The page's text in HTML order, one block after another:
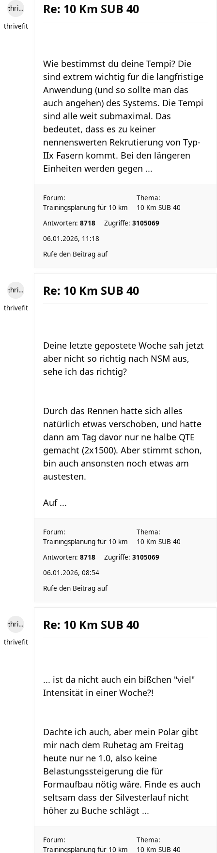
thrivefit
thrivefit
Re: 10 Km SUB 40
Wie bestimmst du deine Tempi? Die
sind extrem wichtig für die langfristige
Anwendung (und so sollte man das
auch angehen) des Systems. Die Tempi
sind alle weit submaximal. Das
bedeutet, dass es zu keiner
nennenswerten Rekrutierung von Typ-
IIx Fasern kommt. Bei den längeren
Einheiten werden gegen ...
Forum:
Trainingsplanung für 10 km
Thema:
10 Km SUB 40
Antworten: 8718 Zugriffe: 3105069
06.01.2026, 11:18
Rufe den Beitrag auf
thrivefit
thrivefit
Re: 10 Km SUB 40
Deine letzte gepostete Woche sah jetzt
aber nicht so richtig nach NSM aus,
sehe ich das richtig?
Durch das Rennen hatte sich alles
natürlich etwas verschoben, und hatte
dann am Tag davor nur ne halbe QTE
gemacht (2x1500). Aber stimmt schon,
bin auch ansonsten noch etwas am
austesten.
Auf ...
Forum:
Trainingsplanung für 10 km
Thema:
10 Km SUB 40
Antworten: 8718 Zugriffe: 3105069
06.01.2026, 08:54
Rufe den Beitrag auf
thrivefit
thrivefit
Re: 10 Km SUB 40
... ist da nicht auch ein bißchen "viel"
Intensität in einer Woche?!
Dachte ich auch, aber mein Polar gibt
mir nach dem Ruhetag am Freitag
heute nur ne 1.0, also keine
Belastungssteigerung die für
Formaufbau nötig wäre. Finde es auch
seltsam dass der Silvesterlauf nicht
höher zu Buche schlägt ...
Forum:
Trainingsplanung für 10 km
Thema:
10 Km SUB 40